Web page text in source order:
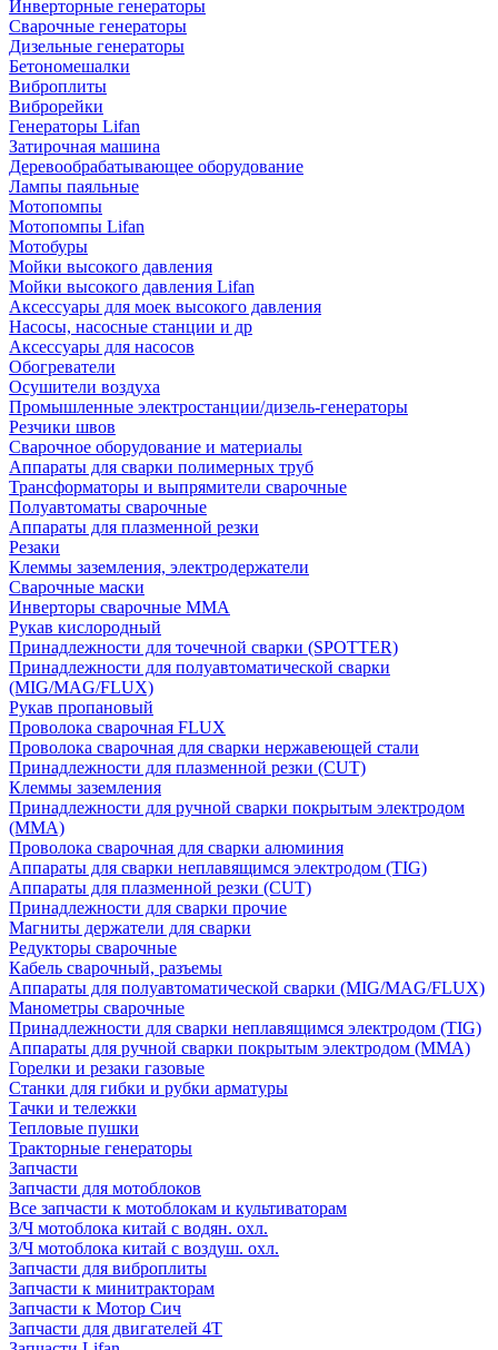
Инверторные генераторы
Сварочные генераторы
Дизельные генераторы
Бетономешалки
Виброплиты
Виброрейки
Генераторы Lifan
Затирочная машина
Деревообрабатывающее оборудование
Лампы паяльные
Мотопомпы
Мотопомпы Lifan
Мотобуры
Мойки высокого давления
Мойки высокого давления Lifan
Аксессуары для моек высокого давления
Насосы, насосные станции и др
Аксессуары для насосов
Обогреватели
Осушители воздуха
Промышленные электростанции/дизель-генераторы
Резчики швов
Сварочное оборудование и материалы
Аппараты для сварки полимерных труб
Трансформаторы и выпрямители сварочные
Полуавтоматы сварочные
Аппараты для плазменной резки
Резаки
Клеммы заземления, электродержатели
Сварочные маски
Инверторы сварочные ММА
Рукав кислородный
Принадлежности для точечной сварки (SPOTTER)
Принадлежности для полуавтоматической сварки
(MIG/MAG/FLUX)
Рукав пропановый
Проволока сварочная FLUX
Проволока сварочная для сварки нержавеющей стали
Принадлежности для плазменной резки (CUT)
Клеммы заземления
Принадлежности для ручной сварки покрытым электродом
(MMA)
Проволока сварочная для сварки алюминия
Аппараты для сварки неплавящимся электродом (TIG)
Аппараты для плазменной резки (CUT)
Принадлежности для сварки прочие
Магниты держатели для сварки
Редукторы сварочные
Кабель сварочный, разъемы
Аппараты для полуавтоматической сварки (MIG/MAG/FLUX)
Манометры сварочные
Принадлежности для сварки неплавящимся электродом (TIG)
Аппараты для ручной сварки покрытым электродом (MMA)
Горелки и резаки газовые
Станки для гибки и рубки арматуры
Тачки и тележки
Тепловые пушки
Тракторные генераторы
Запчасти
Запчасти для мотоблоков
Все запчасти к мотоблокам и культиваторам
З/Ч мотоблока китай с водян. охл.
З/Ч мотоблока китай с воздуш. охл.
Запчасти для виброплиты
Запчасти к минитракторам
Запчасти к Мотор Сич
Запчасти для двигателей 4Т